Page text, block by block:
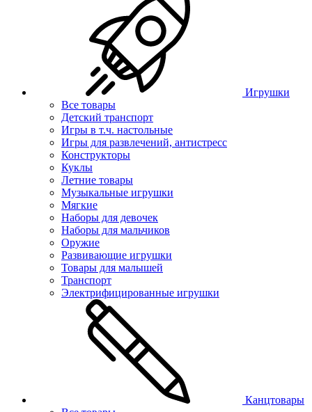
Игрушки
Все товары
Детский транспорт
Игры в т.ч. настольные
Игры для развлечений, антистресс
Конструкторы
Куклы
Летние товары
Музыкальные игрушки
Мягкие
Наборы для девочек
Наборы для мальчиков
Оружие
Развивающие игрушки
Товары для малышей
Транспорт
Электрифицированные игрушки
Канцтовары